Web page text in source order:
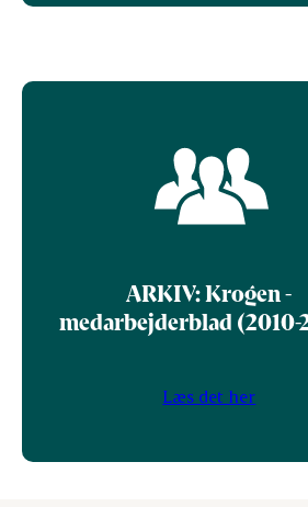
ARKIV: Krogen -
medarbejderblad (2010-
Læs det her